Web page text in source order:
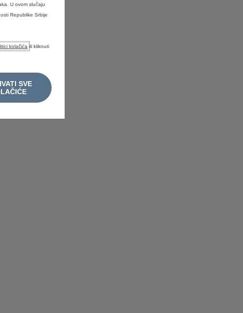
U ovom slučaju
Republike Srbije
kolačića ili kliknuti
SVE